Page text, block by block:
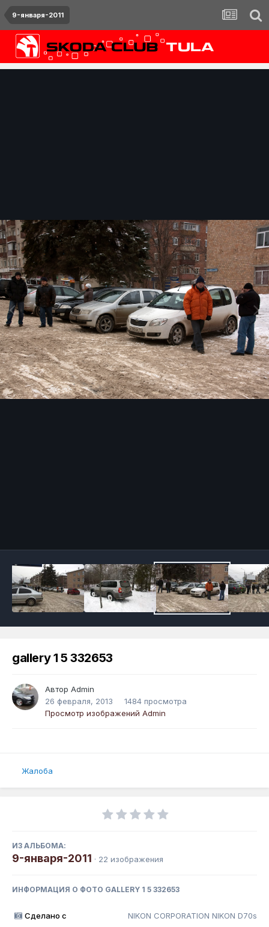
9-января-2011
gallery 1 5 332653
Автор Admin
26 февраля, 2013
1484 просмотра
Просмотр изображений Admin
Жалоба
ИЗ АЛЬБОМА:
9-января-2011 · 22 изображения
ИНФОРМАЦИЯ О ФОТО GALLERY 1 5 332653
Сделано с NIKON CORPORATION NIKON D70s